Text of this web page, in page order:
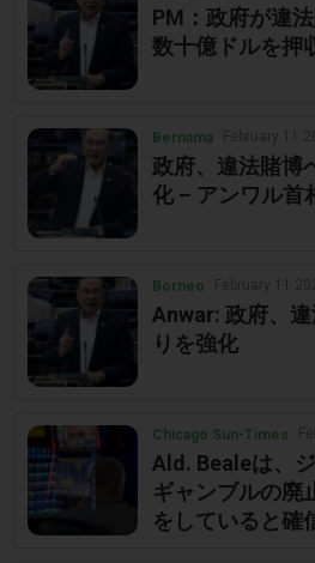
PM：政府が違
数十億ドルを押
Bernama
政府、違法賭博
化 – アンワル首
Borneo
Anwar: 政府、
りを強化
Chicago Sun-Times
Ald. Bealeは、
ギャンブルの廃
をしていると確